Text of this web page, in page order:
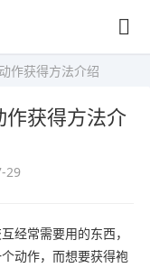
作获得方法介绍
作获得方法介
29
经常需要用的东西，
动作，而想要获得袍